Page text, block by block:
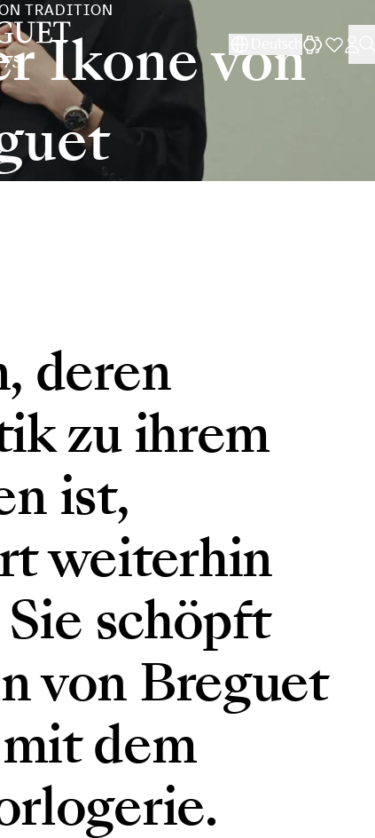
TRADITION
Ikone von
deren
zu ihrem
ist,
weiterhin
schöpft
von Breguet
dem